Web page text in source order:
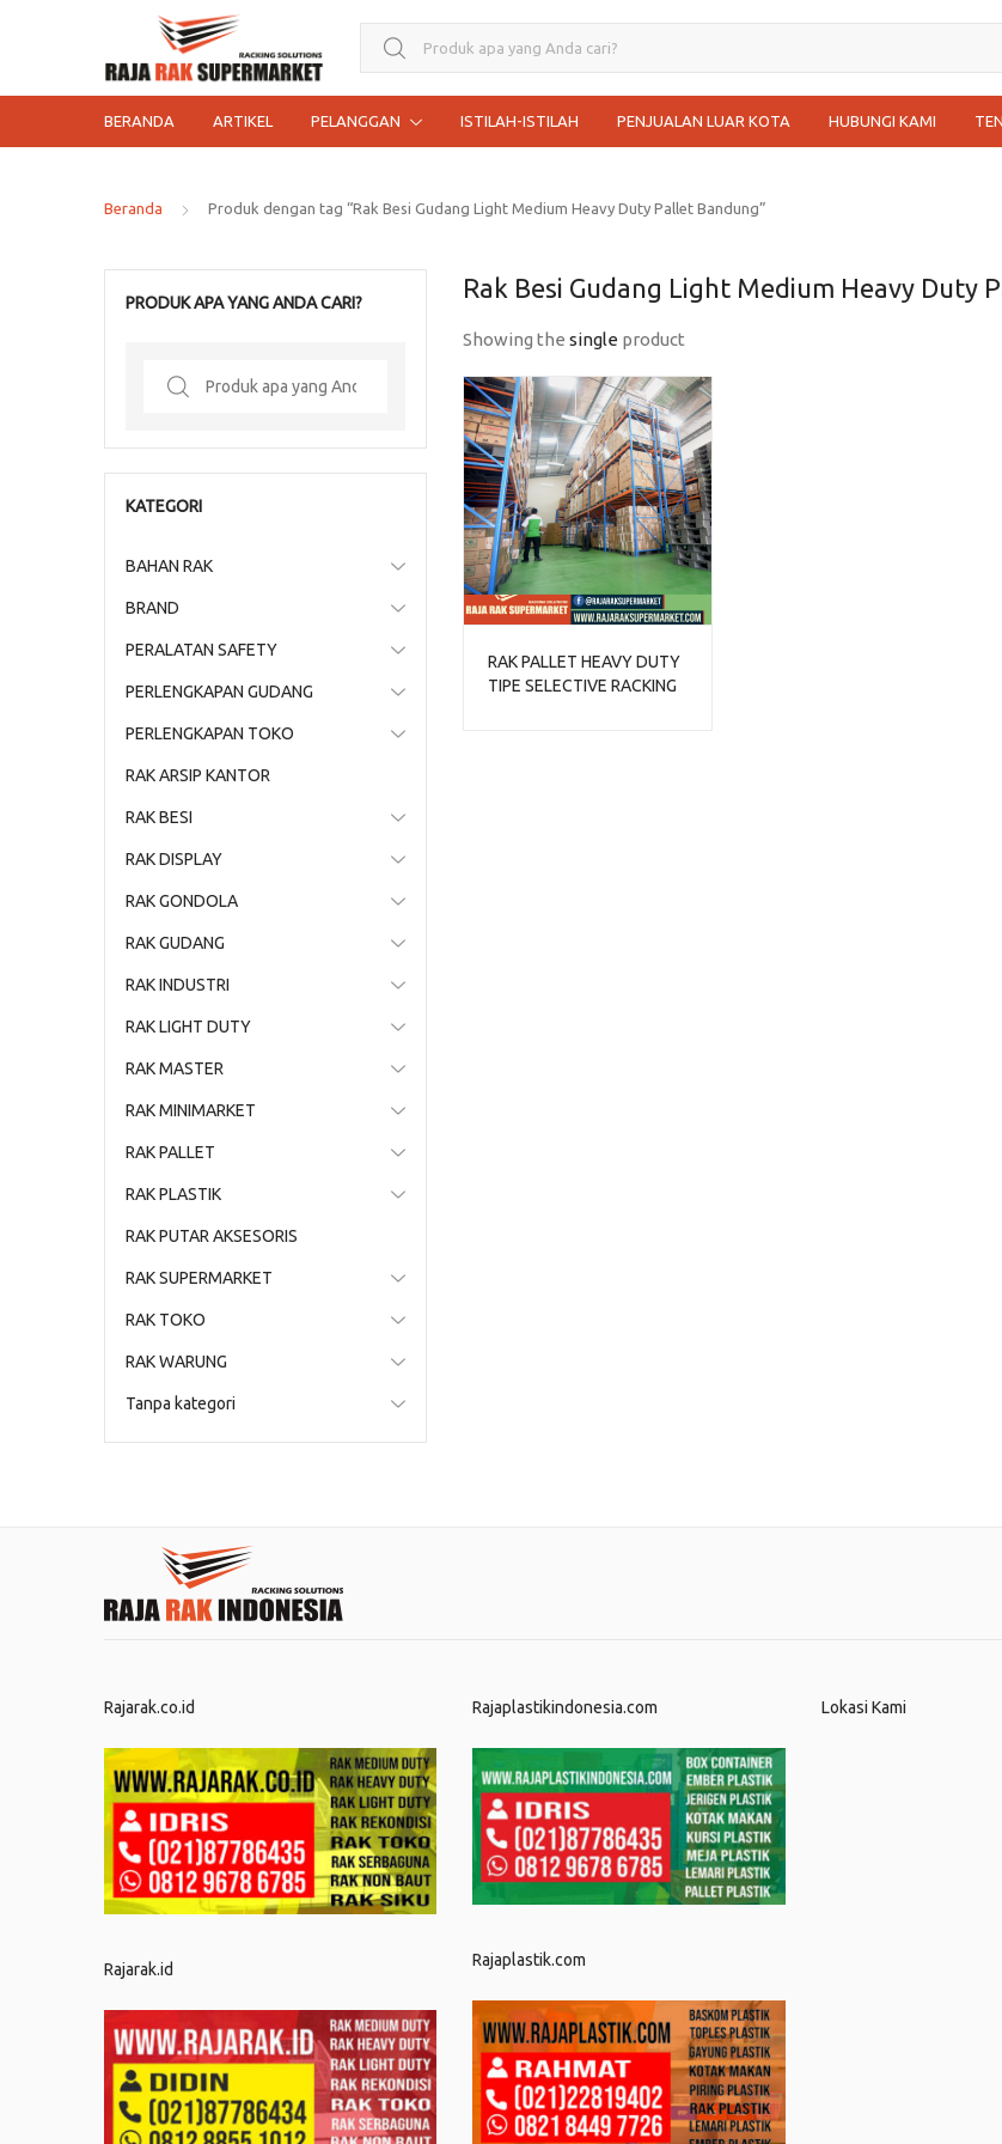
Search for:
BERANDA ARTIKEL PELANGGAN ISTILAH-ISTILAH PENJUALAN LUAR KOTA HUBUNGI KAMI
Beranda Produk dengan tag “Rak Besi Gudang Light Medium Heavy Duty Pallet Bandung”
Rak Besi Gudang Light Medium Heavy Duty
Showing the single product
RAK PALLET HEAVY DUTY
TIPE SELECTIVE RACKING
PRODUK APA YANG ANDA CARI?
Search
KATEGORI
BAHAN RAK
BRAND
PERALATAN SAFETY
PERLENGKAPAN GUDANG
PERLENGKAPAN TOKO
RAK ARSIP KANTOR
RAK BESI
RAK DISPLAY
RAK GONDOLA
RAK GUDANG
RAK INDUSTRI
RAK LIGHT DUTY
RAK MASTER
RAK MINIMARKET
RAK PALLET
RAK PLASTIK
RAK PUTAR AKSESORIS
RAK SUPERMARKET
RAK TOKO
RAK WARUNG
Tanpa kategori
Rajarak.co.id
Rajarak.id
Rajaplastikindonesia.com
Rajaplastik.com
Lokasi Kami